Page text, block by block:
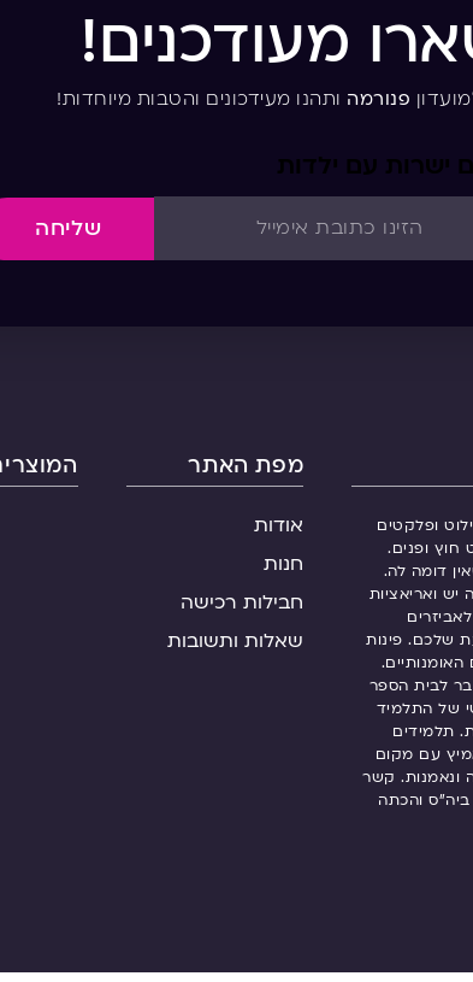
מעודכנים!
פנורמה ותהנו מעידכונים והטבות מיוחדות!
ישרות עם ילדות
שליחה
ופלקטים
חוץ ופנים.
דומה לה.
יש ואריאציות
שלכם. פינות
לבית הספר
של התלמיד
תלמידים
עם מקום
ונאמנות. קשר
והכתה
מפת האתר
אודות
חנות
חבילות רכישה
שאלות ותשובות